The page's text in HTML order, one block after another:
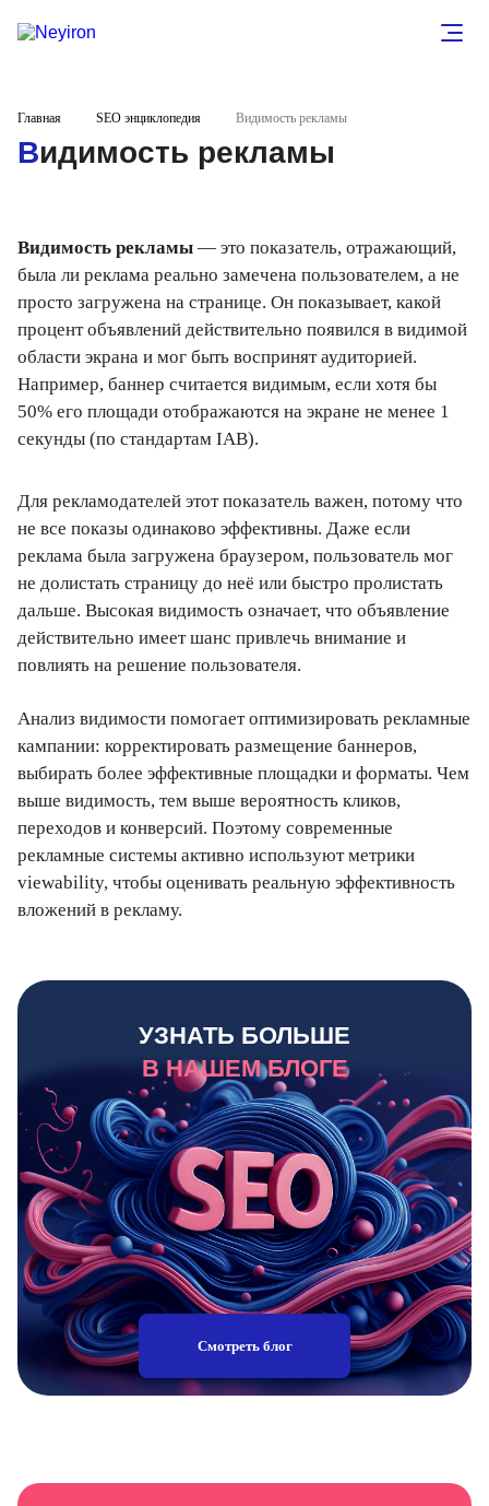
Главная SEO энциклопедия Видимость рекламы
Видимость рекламы
Видимость рекламы — это показатель, отражающий,
была ли реклама реально замечена пользователем, а не
просто загружена на странице. Он показывает, какой
процент объявлений действительно появился в видимой
области экрана и мог быть воспринят аудиторией.
Например, баннер считается видимым, если хотя бы
50% его площади отображаются на экране не менее 1
секунды (по стандартам IAB).
Для рекламодателей этот показатель важен, потому что
не все показы одинаково эффективны. Даже если
реклама была загружена браузером, пользователь мог
не долистать страницу до неё или быстро пролистать
дальше. Высокая видимость означает, что объявление
действительно имеет шанс привлечь внимание и
повлиять на решение пользователя.
Анализ видимости помогает оптимизировать рекламные
кампании: корректировать размещение баннеров,
выбирать более эффективные площадки и форматы. Чем
выше видимость, тем выше вероятность кликов,
переходов и конверсий. Поэтому современные
рекламные системы активно используют метрики
viewability, чтобы оценивать реальную эффективность
вложений в рекламу.
УЗНАТЬ БОЛЬШЕ
В НАШЕМ БЛОГЕ
Смотреть блог